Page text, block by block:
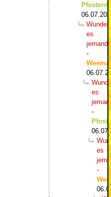
Wundert
es
-
es
-
es
-